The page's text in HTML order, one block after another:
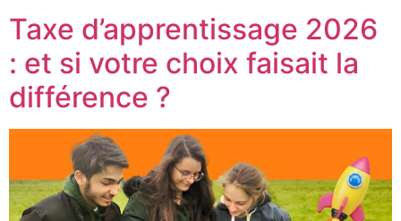
Taxe d’apprentissage 2026
: et si votre choix faisait la
différence ?